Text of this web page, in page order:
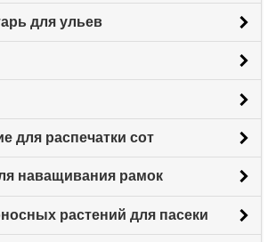
для ульев
для распечатки сот
наващивания рамок
растений для пасеки